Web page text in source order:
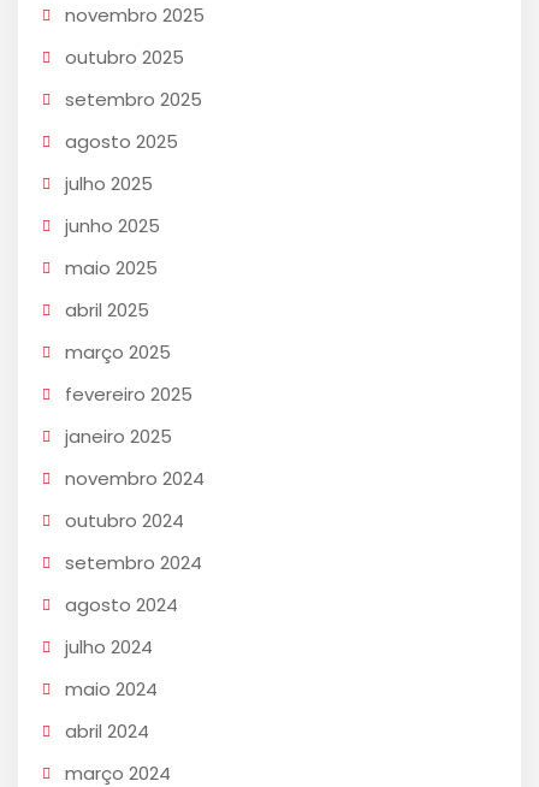
novembro 2025
outubro 2025
setembro 2025
agosto 2025
julho 2025
junho 2025
maio 2025
abril 2025
março 2025
fevereiro 2025
janeiro 2025
novembro 2024
outubro 2024
setembro 2024
agosto 2024
julho 2024
maio 2024
abril 2024
março 2024